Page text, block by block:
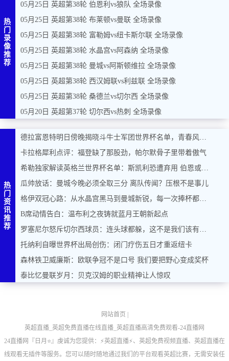
热
门
录
像
推
荐
05月25日 英超第38轮 伯恩利vs狼队 全场录像
05月25日 英超第38轮 布莱顿vs曼联 全场录像
05月25日 英超第38轮 富勒姆vs纽卡斯尔联 全场录像
05月25日 英超第38轮 水晶宫vs阿森纳 全场录像
05月25日 英超第38轮 曼城vs阿斯顿维拉 全场录像
05月25日 英超第38轮 西汉姆联vs利兹联 全场录像
05月25日 英超第38轮 桑德兰vs切尔西 全场录像
05月20日 英超第37轮 切尔西vs热刺 全场录像
热
门
资
讯
推
荐
德拉富恩特明日傍晚揭晓斗牛士军团世界杯名单，青春风暴能否席卷美加墨？
卡拉格犀利点评：福登缺了那股劲，帕尔默骨子里带着傲气
希勒独家解读英格兰世界杯名单：斯凯利恐遭弃用 伯恩或力压马奎尔入围
瓜帅放话：曼城今晚必须全取三分 离队传闻？压根不是事儿
格伊双冠心路：从水晶宫黑马到曼城新锐，每一次捧杯都是奇迹
B席动情告白：温布利之夜铸就蓝月王朝新起点
罗塞尼尔怒斥切尔西球员：连头球都躲，这不是我们该有的样子
托纳利自曝世界杯出局创伤：闭门疗伤五日才重返纽卡
森林铁卫威廉斯：欧联争冠不是口号 我们要把野心变成奖杯
泰比忆曼联岁月：贝克汉姆的职业精神让人惊叹
网站首页
英超直播_英超免费直播在线直播_英超直播高清免费观看-24直播网
24直播网『日月⭐』虔诚为您提供：⚡英超直播⚡️、英超免费视频直播、英超直播在
线观看无插件等服务。您可以随时随地通过我们的平台观看英超比赛，无需安装任